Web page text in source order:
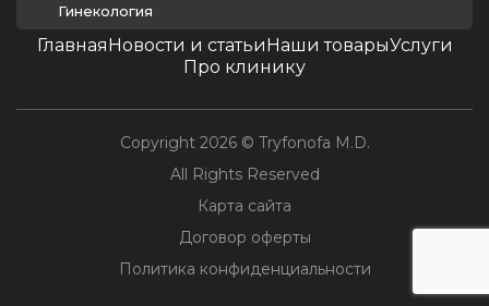
Гинекология
ГлавнаяНовости и статьиНаши товарыУслуги
Про клинику
Copyright 2026 © Tryfonofa M.D.
All Rights Reserved
Карта сайта
Договор оферты
Политика конфиденциальности